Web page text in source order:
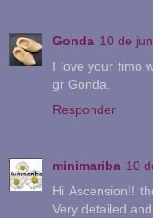
Gonda 10 de
I love your fimo
gr Gonda.
Responder
minimariba 10
Hi Ascension!!
Very detailed